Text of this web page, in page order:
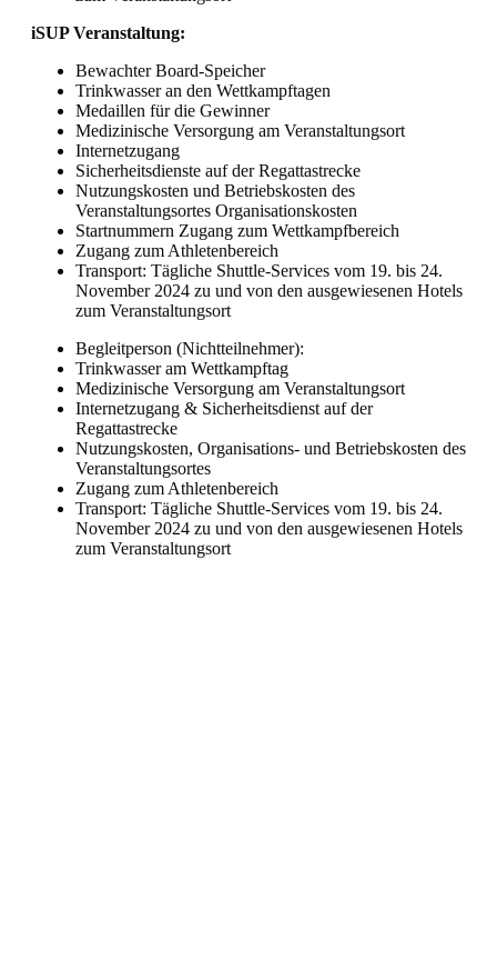
iSUP Veranstaltung:
Bewachter Board-Speicher
Trinkwasser an den Wettkampftagen
Medaillen für die Gewinner
Medizinische Versorgung am Veranstaltungsort
Internetzugang
Sicherheitsdienste auf der Regattastrecke
Nutzungskosten und Betriebskosten des
Veranstaltungsortes Organisationskosten
Startnummern Zugang zum Wettkampfbereich
Zugang zum Athletenbereich
Transport: Tägliche Shuttle-Services vom 19. bis 24.
November 2024 zu und von den ausgewiesenen Hotels
zum Veranstaltungsort
Begleitperson (Nichtteilnehmer):
Trinkwasser am Wettkampftag
Medizinische Versorgung am Veranstaltungsort
Internetzugang & Sicherheitsdienst auf der
Regattastrecke
Nutzungskosten, Organisations- und Betriebskosten des
Veranstaltungsortes
Zugang zum Athletenbereich
Transport: Tägliche Shuttle-Services vom 19. bis 24.
November 2024 zu und von den ausgewiesenen Hotels
zum Veranstaltungsort